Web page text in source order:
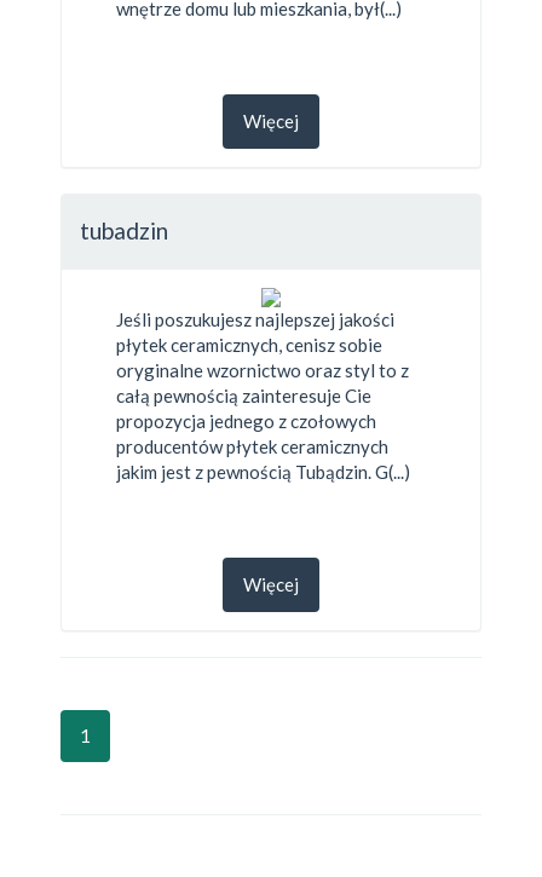
wnętrze domu lub mieszkania, był(...)
Więcej
tubadzin
Jeśli poszukujesz najlepszej jakości
płytek ceramicznych, cenisz sobie
oryginalne wzornictwo oraz styl to z
całą pewnością zainteresuje Cie
propozycja jednego z czołowych
producentów płytek ceramicznych
jakim jest z pewnością Tubądzin. G(...)
Więcej
1